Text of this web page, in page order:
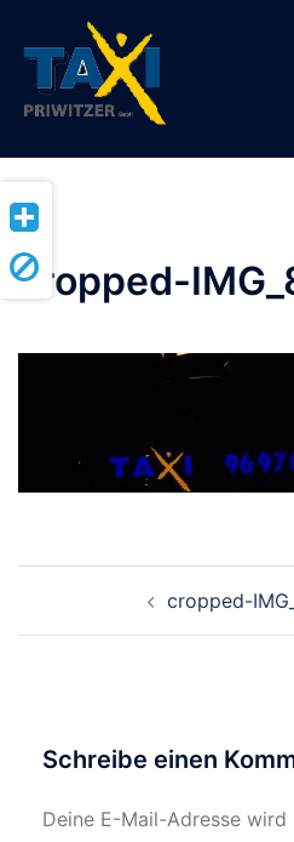
Inhalt
springen
cropped-
cropped-
Schreibe einen
Deine E-Mail-Adresse